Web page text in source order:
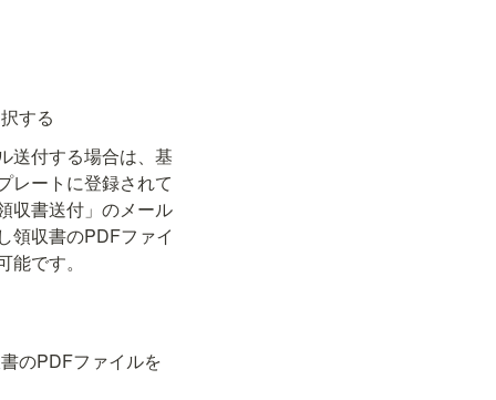
する
送付する場合は、基
レートに登録されて
収書送付」のメール
領収書のPDFファイ
のPDFファイルを